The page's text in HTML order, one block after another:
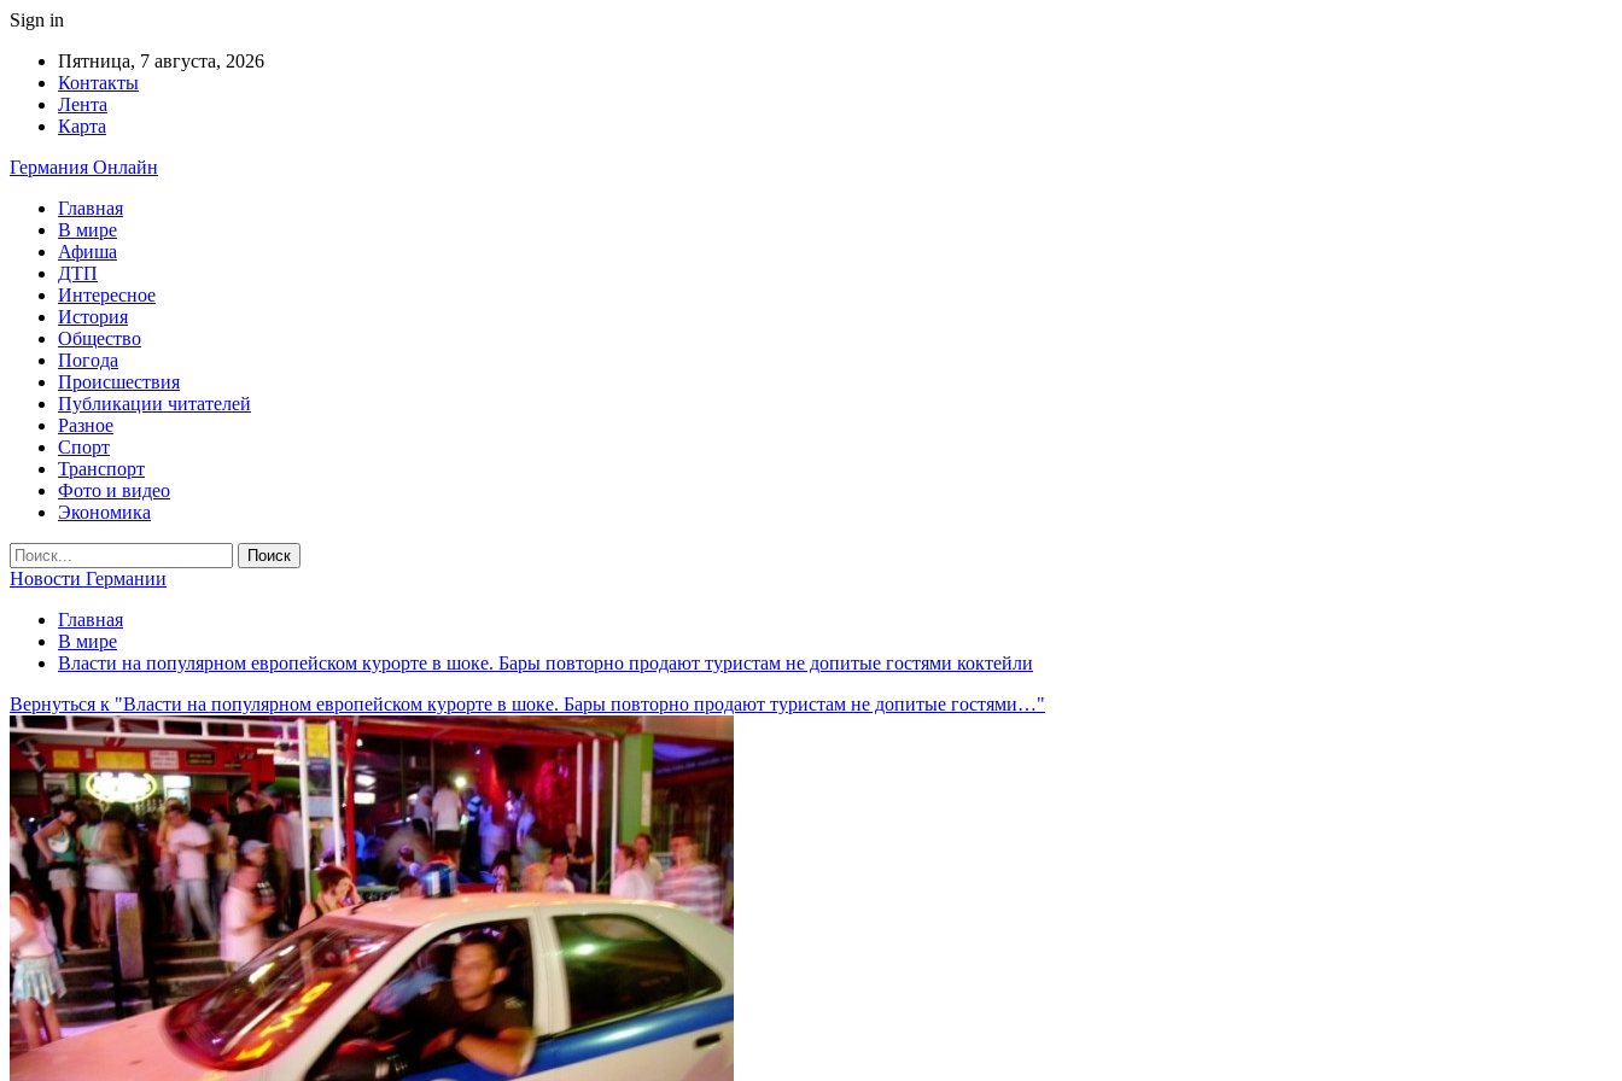
Sign in
Пятница, 7 августа, 2026
Контакты
Лента
Карта
Германия Онлайн
Главная
В мире
Афиша
ДТП
Интересное
История
Общество
Погода
Происшествия
Публикации читателей
Разное
Спорт
Транспорт
Фото и видео
Экономика
Новости Германии
Главная
В мире
Власти на популярном европейском курорте в шоке. Бары повторно продают туристам не допитые гостями коктейли
Вернуться к "Власти на популярном европейском курорте в шоке. Бары повторно продают туристам не допитые гостями…"